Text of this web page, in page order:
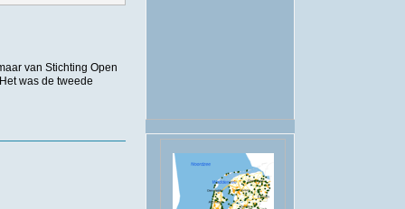
van Stichting Open
was de tweede